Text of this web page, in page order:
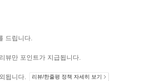
드립니다.
뷰만 포인트가 지급됩니다.
됩니다.
리뷰/한줄평 정책 자세히 보기